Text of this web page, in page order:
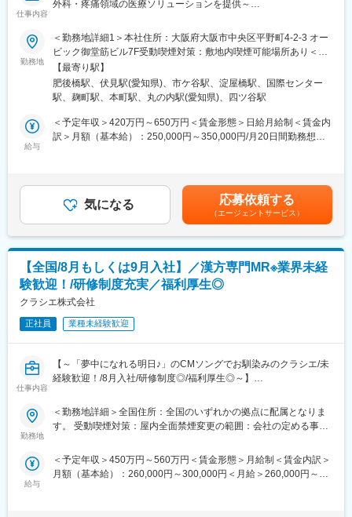
開発のポジションに進むことなども想定されます。
■漢方マーケット
「自然と健康を科学する」を経営理念に、医療用漢方製剤市場で
は84.6％という圧倒的に高いシェアを誇っています。
・現在、薬価収載され健康保険が適用となっている漢方薬は148
品目あり、当社ではそのうち、129品目とその原料となる119種類
の生薬を取り扱っています。当社では今後、新しい漢方製剤を開
発するのではなく、129処方の使用が拡大されることを目指しま
す。
ためには既存製品と生物学的同等性を証明する必要があります
が、多成分系の薬剤である漢方製剤は証明が非常に困難であり、
現在後発品として認められている薬剤がないのが現状です。
変更の範囲：会社の定める業務
仕事内容
外科・疼痛領域の医療ソリューションを提供～
■業務概要：
当社の法人営業として配属エリアの各医療機関に対し、自社医薬
品を中心とした情報提供・収集活動全般をお任せします。当社が
扱う医薬品の適正使用と普及が主なミッションとなります。
■業務詳細：
医薬品の適正使用推進のために担当医療機関（大学病院、基幹病
院、地域のクリニック、調剤薬局など）への訪問を行い、信頼関
■働き方・スタイル：
当社はエリア担当制で、訪問スケジュールは仕事に慣れてくると
■当社について：
当社は、1939年の創業以来、整形外科をはじめとする専門領域の
先生方の期待と信頼に応え、創薬研究から開発・製造・販売ま
で、製薬に関するすべての業務を一貫して手掛けてきました。当
社の強みは、主力製品の疼痛治療薬「ノイロトロピン」などを通
じて築き上げてきた、整形外科領域における実績にあります。
変更の範囲：会社の定める業務
勤務地
＜勤務地詳細1＞本社住所：大阪府大阪市中央区平野町4-2-3 オー
ビック御堂筋ビル7F受動喫煙対策：敷地内喫煙可能場所あり＜勤
務地詳細2＞東海北陸支店住所：愛知県名古屋市中区錦1-18-24 い
ちご伏見ビル7階受動喫煙対策：屋内喫煙可能場所あり＜勤務地詳
細3＞東京南関東支店住所：東京都千代田区四番町4-19 CIRCLES
める事業所
【最寄り駅】
肥後橋駅、伏見駅(愛知県)、市ケ谷駅、淀屋橋駅、国際センター
駅、麹町駅、本町駅、丸の内駅(愛知県)、四ツ谷駅
給与
＜予定年収＞420万円～650万円＜賃金形態＞日給月給制＜賃金内
訳＞月額（基本給）：250,000円～350,000円/月20日間勤務想定
演会等には時間外手当を支給。■営業日当（3～5時間以内：1,000
円、5～8時間以内：2,100円、8時間以上：2500円）■昇給：年1
回■賞与：年2回（前年実績5.0カ月支給）賃金はあくまでも目安の
金額であり、選考を通じて上下する可能性があります。月給(月額)
は固定手当を含めた表記です。
気になる 応募依頼する
（エージェントサービス）
【全国/8月もしくは9月入社】／漢方専門MR※業界未経
験歓迎！/研修制度充実／福利厚生◎
クラシエ株式会社
正社員 業種未経験歓迎
仕事内容
【～「夢中になれる明日♪」のCMソングでお馴染みのクラシエ/未
経験歓迎！/8月入社/研修制度◎/福利厚生◎～】
■業務内容：
域です。対象となる診療科は多いですが、特に高齢者医療や女性
医療に注力しています。
勤務地
＜勤務地詳細＞全国住所：全国のいずれかの拠点に配属となりま
す。 受動喫煙対策：屋内全面禁煙変更の範囲：会社の定める事業
給与
＜予定年収＞450万円～560万円＜賃金形態＞月給制＜賃金内訳＞
月額（基本給）：260,000円～300,000円＜月給＞260,000円～